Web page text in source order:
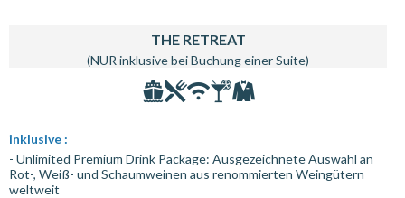
THE RETREAT
(NUR inklusive bei Buchung einer Suite)
inklusive :
- Unlimited Premium Drink Package: Ausgezeichnete Auswahl an
Rot-, Weiß- und Schaumweinen aus renommierten Weingütern
weltweit